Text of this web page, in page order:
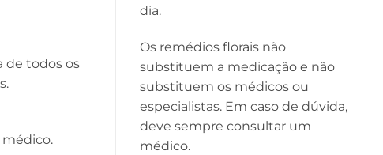
de todos os
dia.
Os remédios florais não
substituem a medicação e não
substituem os médicos ou
especialistas. Em caso de dúvida,
deve sempre consultar um
médico.